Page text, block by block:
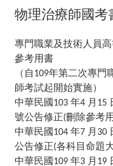
物理治療師國考
專門職業及技術人員
參考用書
（自109年第二次專門
師考試起開始實施）
中華民國 103 年4 月 15
號公告修正(刪除參考
中華民國 104 年7 月 30
公告修正(各科目命題
中華民國 109 年3 月 19